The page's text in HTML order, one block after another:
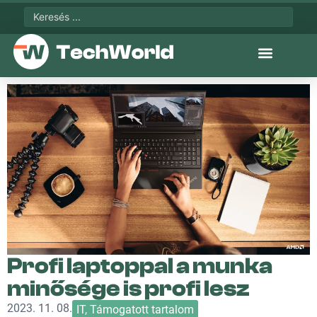
Profi laptoppal a munka
minősége is profi lesz
2023. 11. 08. IT, Támogatott tartalom